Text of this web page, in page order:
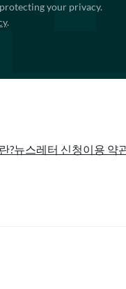
your privacy.
.
?뉴스레터 신청이용 약